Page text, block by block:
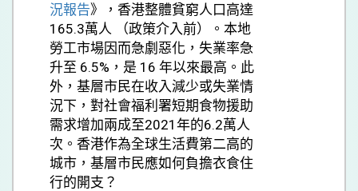
況報告》，香港整體貧窮人口高達
165.3萬人 （政策介入前）。本地
勞工市場因而急劇惡化，失業率急
升至 6.5%，是 16 年以來最高。此
外，基層市民在收入減少或失業情
況下，對社會福利署短期食物援助
需求增加兩成至2021年的6.2萬人
次。香港作為全球生活費第二高的
城市，基層市民應如何負擔衣食住
行的開支？